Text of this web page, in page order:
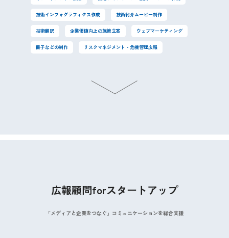
技術インフォグラフィクス作成 技術紹介ムービー制作
技術翻訳 企業価値向上の施策立案 ウェブマーケティング
冊子などの制作 リスクマネジメント・危機管理広報
広報顧問forスタートアップ
「メディアと企業をつなぐ」コミュニケーションを総合支援